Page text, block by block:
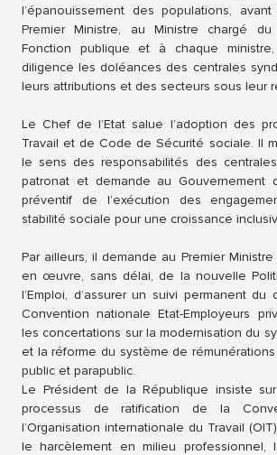
l’épanouissement des populations,
Premier Ministre, au Ministre chargé
Fonction publique et à chaque ministre,
diligence les doléances des centrales
leurs attributions et des secteurs sous leur
Le Chef de l’Etat salue l’adoption des
Travail et de Code de Sécurité sociale. Il
le sens des responsabilités des
patronat et demande au Gouvernement
préventif de l’exécution des
stabilité sociale pour une croissance
Par ailleurs, il demande au Premier Ministre
en œuvre, sans délai, de la nouvelle
l’Emploi, d’assurer un suivi permanent
Convention nationale Etat-Employeurs
les concertations sur la modernisation du
et la réforme du système de
public et parapublic.
Le Président de la République insiste
processus de ratification de la
l’Organisation internationale du Travail
le harcèlement en milieu professionnel,